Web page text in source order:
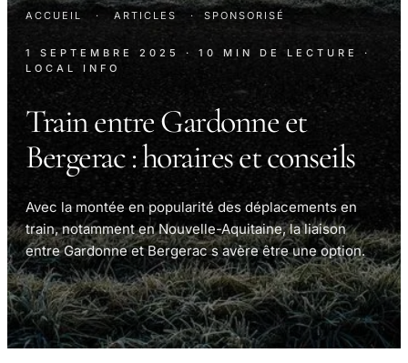
ACCUEIL · ARTICLES · SPONSORISÉ
1 SEPTEMBRE 2025 · 10 MIN DE LECTURE
·
LOCAL INFO
Train entre Gardonne et
Bergerac : horaires et conseils
Avec la montée en popularité des déplacements en
train, notamment en Nouvelle-Aquitaine, la liaison
entre Gardonne et Bergerac s avère être une option.